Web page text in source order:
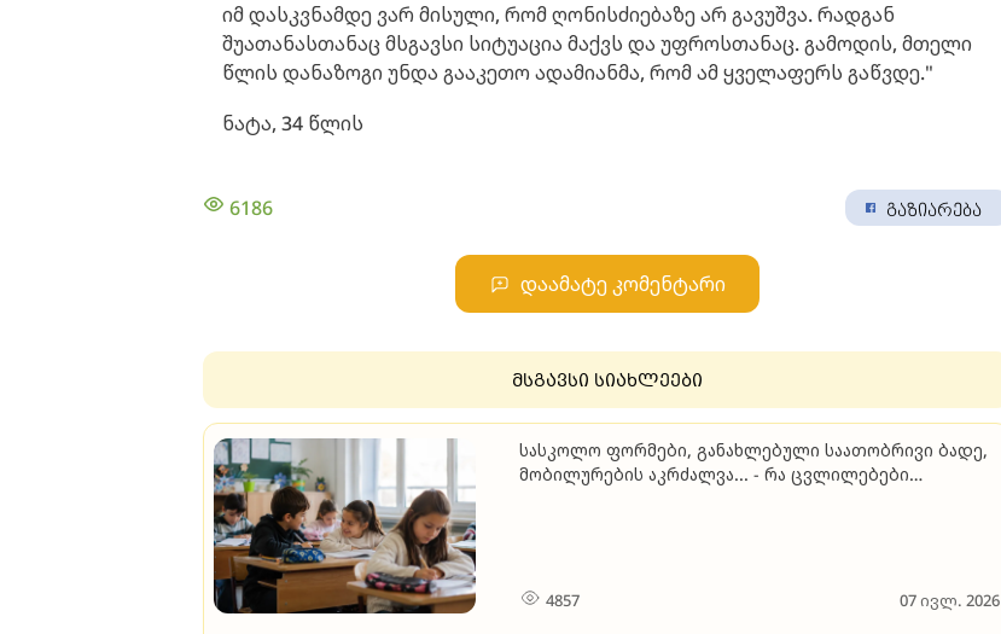
იმ დასკვნამდე ვარ მისული, რომ ღონისძიებაზე არ გავუშვა. რადგან
შუათანასთანაც მსგავსი სიტუაცია მაქვს და უფროსთანაც. გამოდის, მთელი
წლის დანაზოგი უნდა გააკეთო ადამიანმა, რომ ამ ყველაფერს გაწვდე."
ნატა, 34 წლის
6186 გაზიარება
დაამატე კომენტარი
მსგავსი სიახლეები
სასკოლო ფორმები, განახლებული საათობრივი ბადე,
მობილურების აკრძალვა... - რა ცვლილებები
4857 07 ივლ. 2026